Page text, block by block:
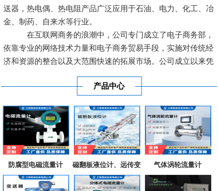
送器，热电偶、热电阻产品广泛应用于石油、电力、化工、冶
金、制药、自来水等行业。
在互联网商务的浪潮中，公司专门成立了电子商务部，
依靠专业的网络技术力量和电子商务贸易手段，实施对传统经
济和资源的整合以及大范围快速的拓展市场。公司成立以来凭
了长期稳定的商业贸易伙伴关系。[查看详情]
产品中心
防腐型电磁流量计
磁翻板液位计、远传变
送器、磁致...
气体涡轮流量计